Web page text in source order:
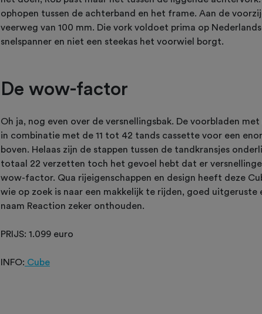
ophopen tussen de achterband en het frame. Aan de
veerweg van 100 mm. Die vork voldoet prima op
snelspanner en niet een steekas het voorwiel borgt.
De wow-factor
Oh ja, nog even over de versnellingsbak. De voorbladen
in combinatie met de 11 tot 42 tands cassette voor een
boven. Helaas zijn de stappen tussen de tandkransjes
totaal 22 verzetten toch het gevoel hebt dat er
wow-factor. Qua rijeigenschappen en design heeft deze
wie op zoek is naar een makkelijk te rijden, goed
naam Reaction zeker onthouden.
PRIJS: 1.099 euro
INFO: Cube